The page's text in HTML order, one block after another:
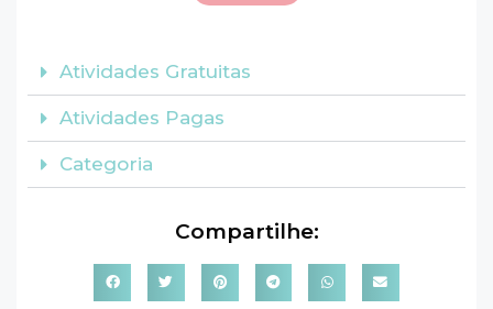
Atividades Gratuitas
Atividades Pagas
Categoria
Compartilhe: